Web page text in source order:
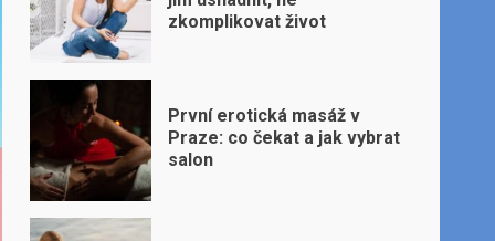
zkomplikovat život
První erotická masáž v
Praze: co čekat a jak vybrat
salon